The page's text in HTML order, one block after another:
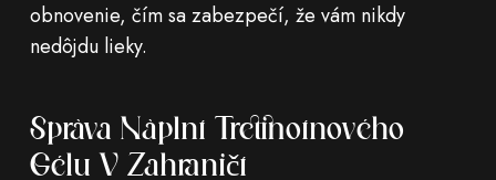
obnovenie, čím sa zabezpečí, že vám nikdy
nedôjdu lieky.
Správa Náplní Tretinoínového
Gélu V Zahraničí